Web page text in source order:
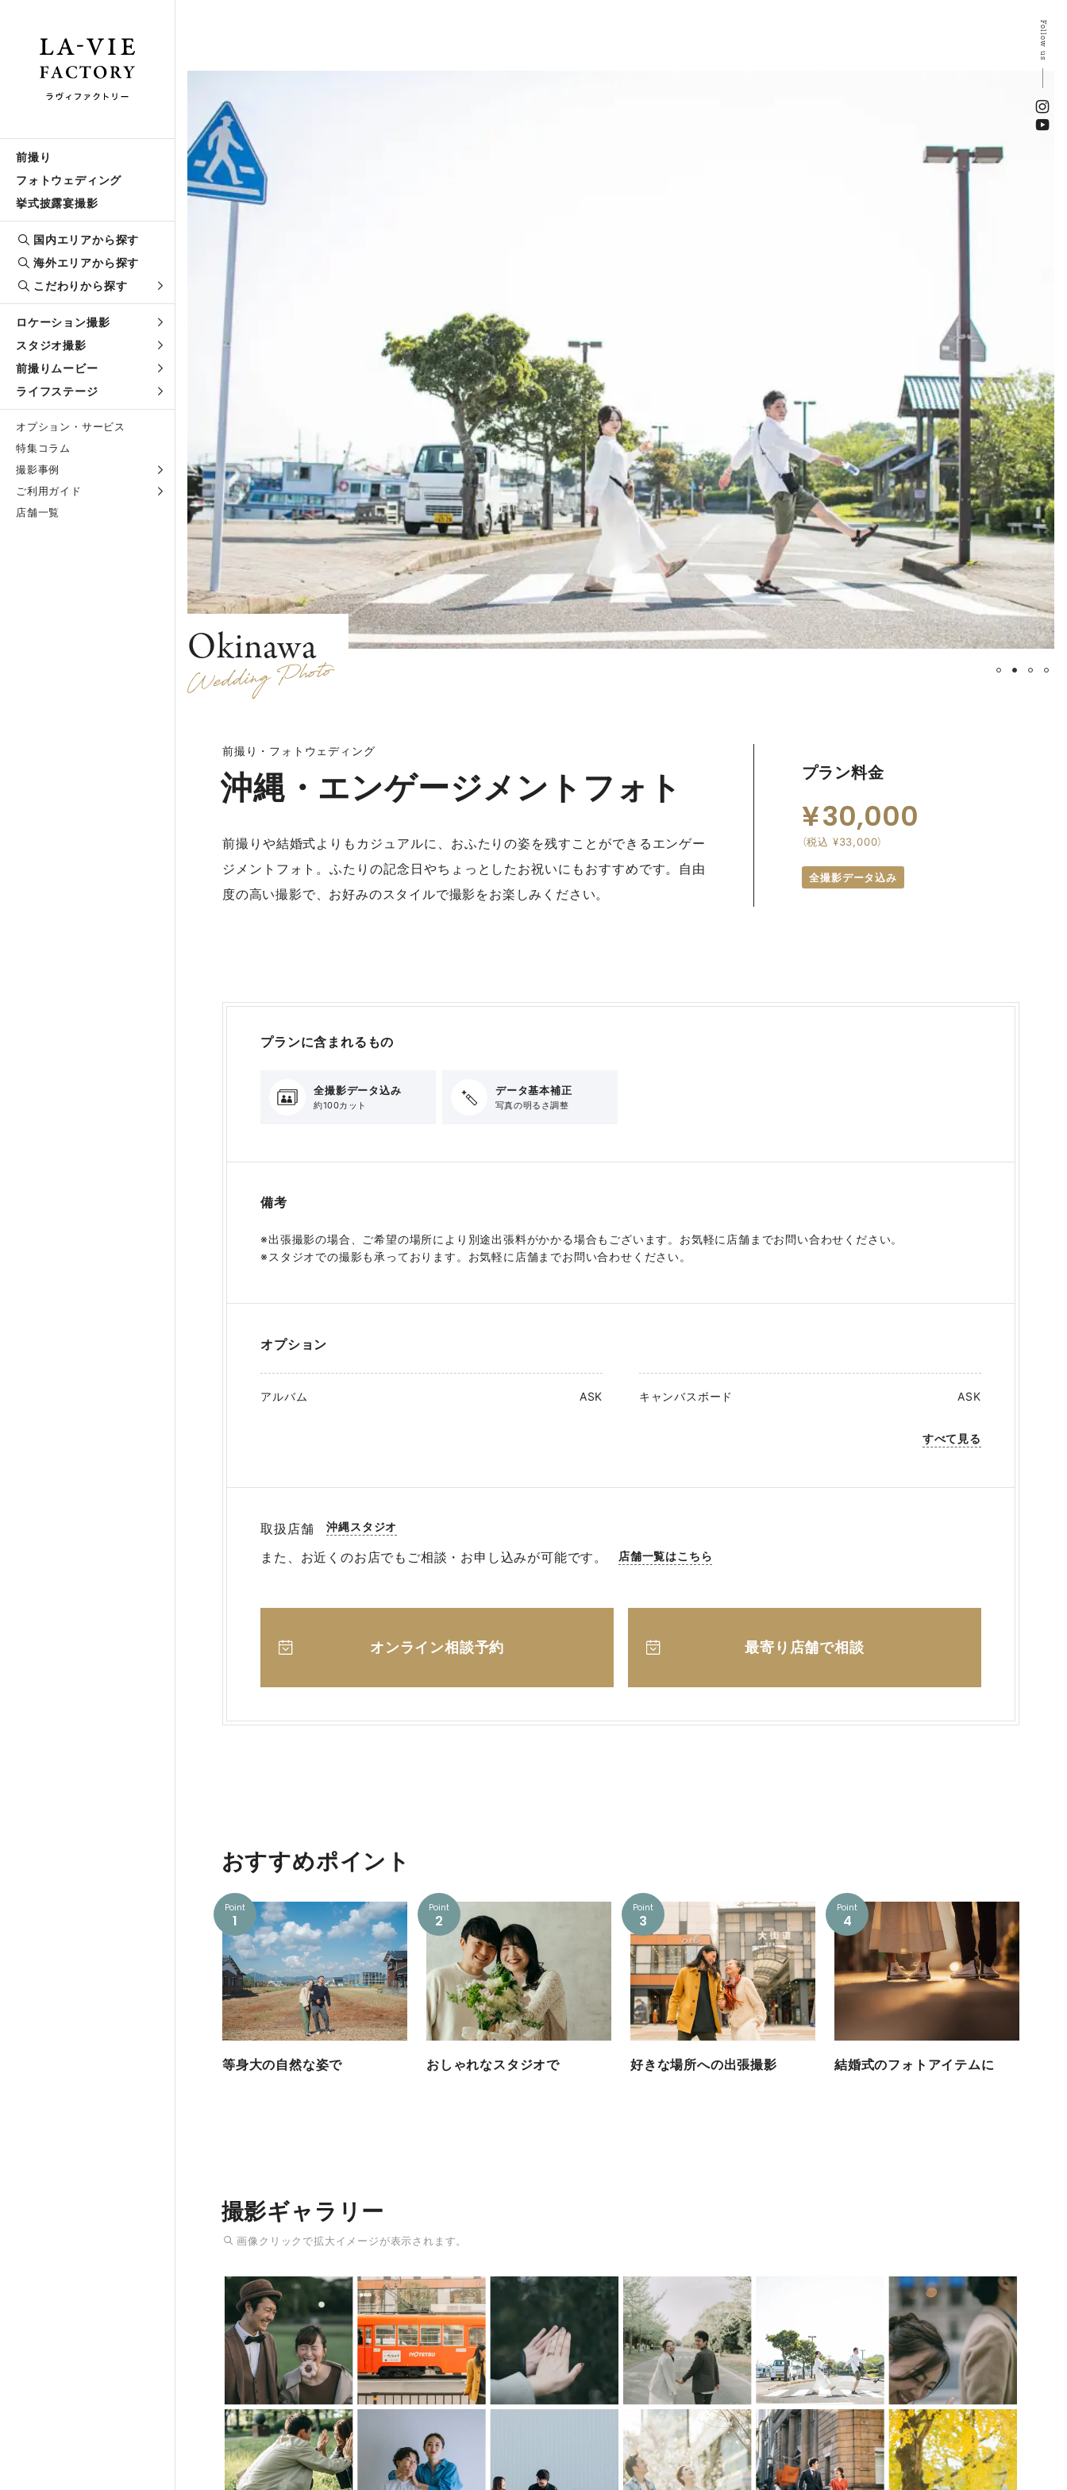
前撮り
フォトウェディング
挙式披露宴撮影
国内エリアから探す
海外エリアから探す
こだわりから探す
ロケーション撮影
スタジオ撮影
前撮りムービー
ライフステージ
オプション・サービス
特集コラム
撮影事例
ご利用ガイド
店舗一覧
Okinawa
Follow us
前撮り・フォトウェディング
沖縄・エンゲージメントフォト
前撮りや結婚式よりもカジュアルに、おふたりの姿を残すことができるエンゲー
ジメントフォト。ふたりの記念日やちょっとしたお祝いにもおすすめです。自由
度の高い撮影で、お好みのスタイルで撮影をお楽しみください。
プラン料金
30,000
（税込 ¥33,000）
全撮影データ込み
プランに含まれるもの
全撮影データ込み
約100カット
データ基本補正
写真の明るさ調整
備考
※出張撮影の場合、ご希望の場所により別途出張料がかかる場合もございます。お気軽に店舗までお問い合わせください。
※スタジオでの撮影も承っております。お気軽に店舗までお問い合わせください。
オプション
アルバム ASK キャンバスボード ASK
すべて見る
取扱店舗 沖縄スタジオ
また、お近くのお店でもご相談・お申し込みが可能です。 店舗一覧はこちら
オンライン相談予約 最寄り店舗で相談
おすすめポイント
Point
1
等身大の自然な姿で
Point
2
おしゃれなスタジオで
Point
3
好きな場所への出張撮影
Point
4
結婚式のフォトアイテムに
撮影ギャラリー
画像クリック で拡大イメージが表示されます。